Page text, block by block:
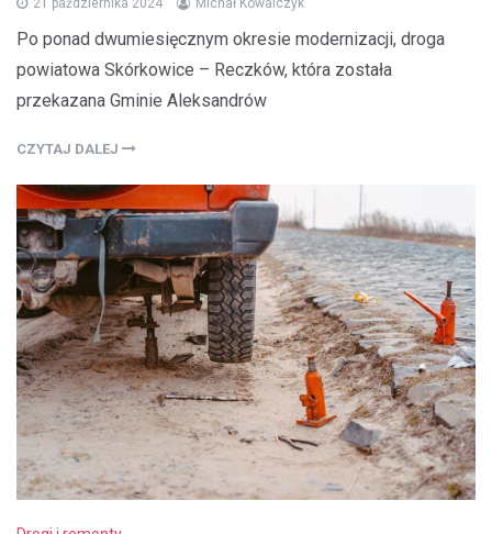
Po ponad dwumiesięcznym okresie modernizacji, droga
powiatowa Skórkowice – Reczków, która została
przekazana Gminie Aleksandrów
CZYTAJ DALEJ